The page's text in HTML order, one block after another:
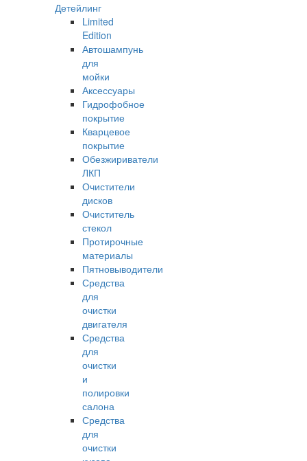
Детейлинг
Limited
Edition
Автошампунь
для
мойки
Аксессуары
Гидрофобное
покрытие
Кварцевое
покрытие
Обезжириватели
ЛКП
Очистители
дисков
Очиститель
стекол
Протирочные
материалы
Пятновыводители
Средства
для
очистки
двигателя
Средства
для
очистки
и
полировки
салона
Средства
для
очистки